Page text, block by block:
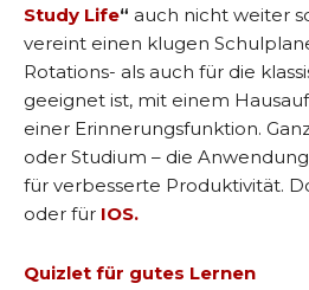
Study Life“ auch nicht weiter
vereint einen klugen
Rotations- als auch für die
geeignet ist, mit einem
einer Erinnerungsfunktion.
oder Studium – die
für verbesserte Produktivität.
oder für IOS.
Quizlet für gutes Lernen